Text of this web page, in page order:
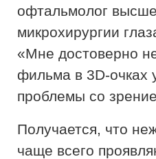
офтальмолог
микрохирургии
«Мне достоверно
фильма в 3D-очках
проблемы со
Получается, что
чаще всего